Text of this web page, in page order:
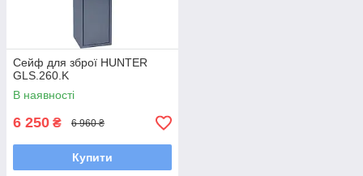
Сейф для зброї HUNTER
GLS.260.K
В наявності
6 250 ₴ 6 960 ₴
Купити